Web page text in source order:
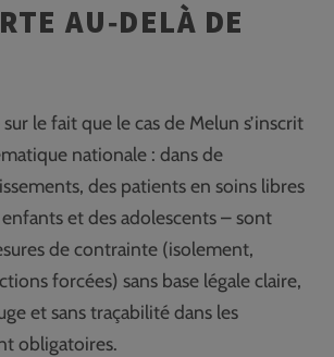
AU‑DELÀ DE
le fait que le cas de Melun s’inscrit
nationale : dans de
des patients en soins libres
et des adolescents – sont
de contrainte (isolement,
forcées) sans base légale claire,
et sans traçabilité dans les
obligatoires.